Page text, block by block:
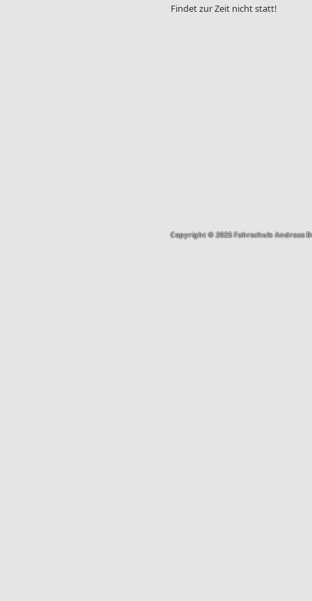
Findet zur Zeit nicht statt!
Copyright © 2025 Fahrschule Andreas